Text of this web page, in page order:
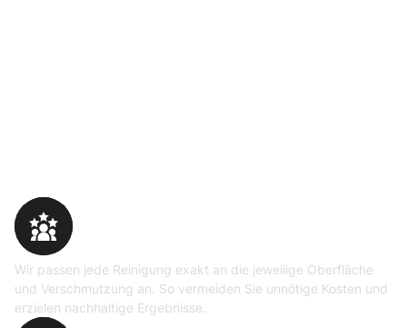
Wir passen jede Reinigung exakt an die jeweilige Oberfläche
und Verschmutzung an. So vermeiden Sie unnötige Kosten und
erzielen nachhaltige Ergebnisse.